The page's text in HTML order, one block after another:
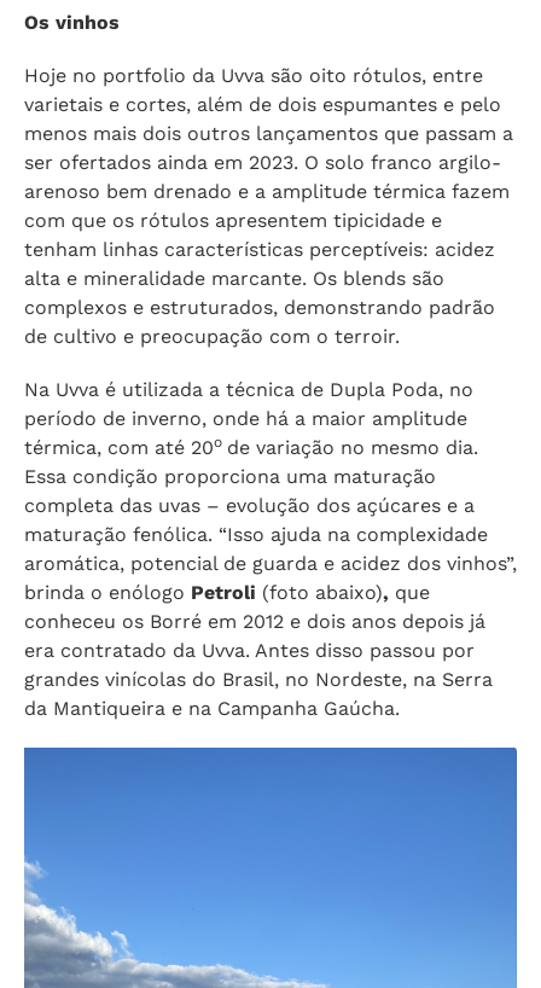
Os vinhos
Hoje no portfolio da Uvva são oito rótulos, entre
varietais e cortes, além de dois espumantes e pelo
menos mais dois outros lançamentos que passam a
ser ofertados ainda em 2023. O solo franco argilo-
arenoso bem drenado e a amplitude térmica fazem
com que os rótulos apresentem tipicidade e
tenham linhas características perceptíveis: acidez
alta e mineralidade marcante. Os blends são
complexos e estruturados, demonstrando padrão
de cultivo e preocupação com o terroir.
Na Uvva é utilizada a técnica de Dupla Poda, no
período de inverno, onde há a maior amplitude
térmica, com até 20o de variação no mesmo dia.
Essa condição proporciona uma maturação
completa das uvas – evolução dos açúcares e a
maturação fenólica. “Isso ajuda na complexidade
aromática, potencial de guarda e acidez dos vinhos”,
brinda o enólogo Petroli (foto abaixo), que
conheceu os Borré em 2012 e dois anos depois já
era contratado da Uvva. Antes disso passou por
grandes vinícolas do Brasil, no Nordeste, na Serra
da Mantiqueira e na Campanha Gaúcha.